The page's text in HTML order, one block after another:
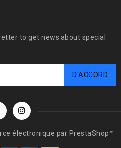
to get news about special
électronique par PrestaShop™